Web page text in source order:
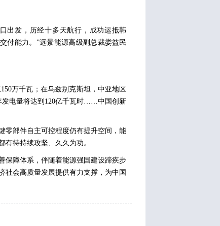
出发，历经十多天航行，成功运抵韩
付能力。”远景能源高级副总裁娄益民
万千瓦；在乌兹别克斯坦，中亚地区
发电量将达到120亿千瓦时……中国创新
零部件自主可控程度仍有提升空间，能
待持续攻坚、久久为功。
保障体系，伴随着能源强国建设蹄疾步
社会高质量发展提供有力支撑，为中国